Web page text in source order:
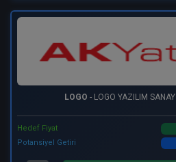
LOGO - LOGO YAZILIM
Hedef Fiyat
Potansiyel Getiri